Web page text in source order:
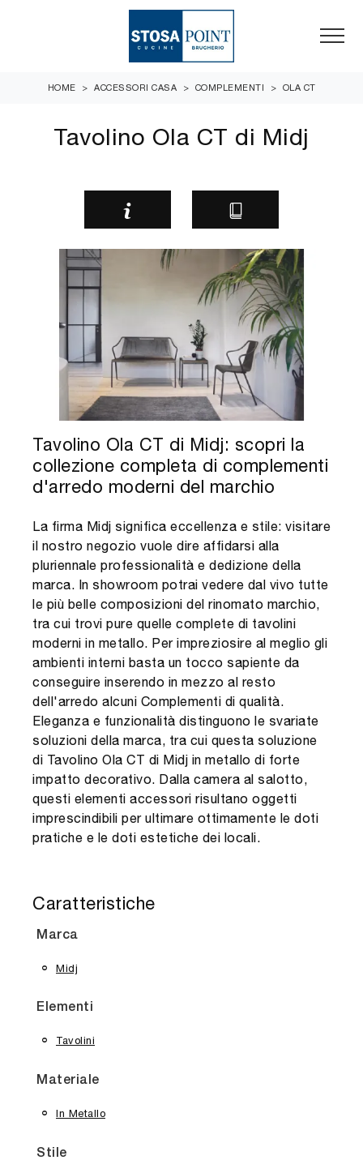
HOME > ACCESSORI CASA > COMPLEMENTI > OLA CT
Tavolino Ola CT di Midj
Tavolino Ola CT di Midj: scopri la
collezione completa di complementi
d'arredo moderni del marchio
La firma Midj significa eccellenza e stile: visitare
il nostro negozio vuole dire affidarsi alla
pluriennale professionalità e dedizione della
marca. In showroom potrai vedere dal vivo tutte
le più belle composizioni del rinomato marchio,
tra cui trovi pure quelle complete di tavolini
moderni in metallo. Per impreziosire al meglio gli
ambienti interni basta un tocco sapiente da
conseguire inserendo in mezzo al resto
dell'arredo alcuni Complementi di qualità.
Eleganza e funzionalità distinguono le svariate
soluzioni della marca, tra cui questa soluzione
di Tavolino Ola CT di Midj in metallo di forte
impatto decorativo. Dalla camera al salotto,
questi elementi accessori risultano oggetti
imprescindibili per ultimare ottimamente le doti
pratiche e le doti estetiche dei locali.
Caratteristiche
Marca
Midj
Elementi
Tavolini
Materiale
In Metallo
Stile